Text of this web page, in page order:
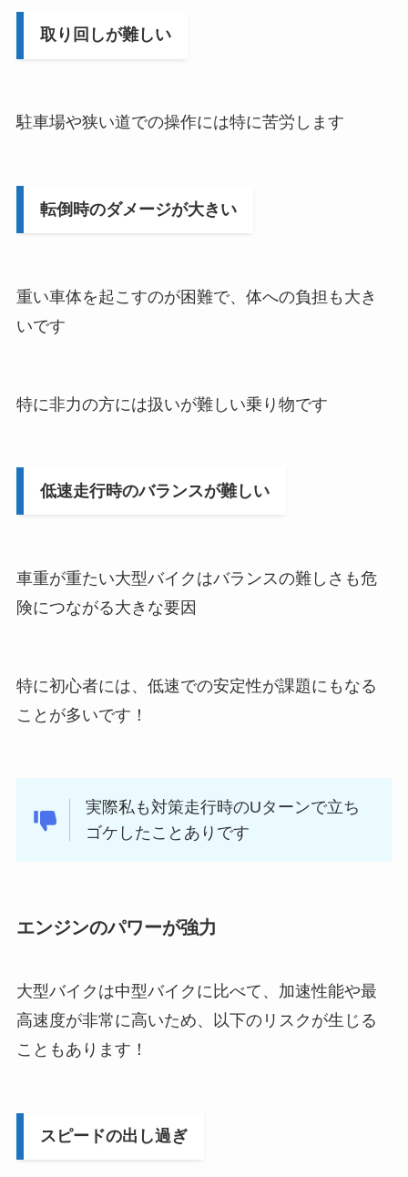
取り回しが難しい
駐車場や狭い道での操作には特に苦労します
転倒時のダメージが大きい
重い車体を起こすのが困難で、体への負担も大き
いです
特に非力の方には扱いが難しい乗り物です
低速走行時のバランスが難しい
車重が重たい大型バイクはバランスの難しさも危
険につながる大きな要因
特に初心者には、低速での安定性が課題にもなる
ことが多いです！
実際私も対策走行時のUターンで立ち
ゴケしたことありです
エンジンのパワーが強力
大型バイクは中型バイクに比べて、加速性能や最
高速度が非常に高いため、以下のリスクが生じる
こともあります！
スピードの出し過ぎ